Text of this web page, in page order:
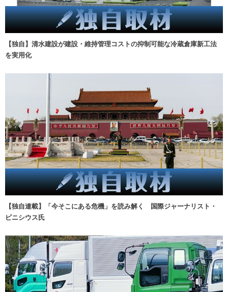
【独自】清水建設が建設・維持管理コストの抑制可能な冷蔵倉庫新工法
を実用化
【独自連載】「今そこにある危機」を読み解く 国際ジャーナリスト・
ビニシウス氏